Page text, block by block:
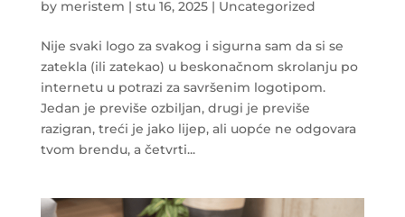
by meristem | stu 16, 2025| Uncategorized
Nije svaki logo za svakog i sigurna sam da si se
zatekla (ili zatekao) u beskonačnom skrolanju po
internetu u potrazi za savršenim logotipom.
Jedan je previše ozbiljan, drugi je previše
razigran, treći je jako lijep, ali uopće ne odgovara
tvom brendu, a četvrti...